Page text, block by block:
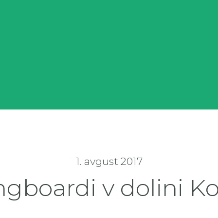
1. avgust 2017
v dolini